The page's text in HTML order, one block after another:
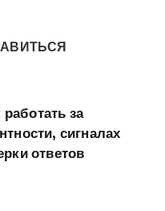
за
сигналах
ответов